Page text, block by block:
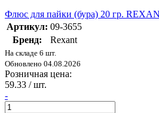
Флюс для пайки (бура) 20 гр.
Артикул: 09-3655
Бренд:
Rexant
На складе 6 шт.
Обновлено 04.08.2026
Розничная цена:
59.33 / шт.
-